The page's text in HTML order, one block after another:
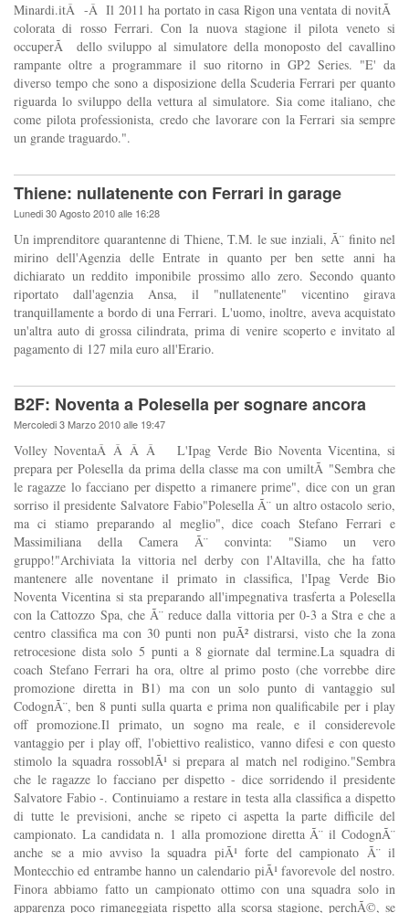
Minardi.itÂ -Â Il 2011 ha portato in casa Rigon una ventata di novitÃ
colorata di rosso Ferrari. Con la nuova stagione il pilota veneto si
occuperÃ dello sviluppo al simulatore della monoposto del cavallino
rampante oltre a programmare il suo ritorno in GP2 Series. "E' da
diverso tempo che sono a disposizione della Scuderia Ferrari per quanto
riguarda lo sviluppo della vettura al simulatore. Sia come italiano, che
come pilota professionista, credo che lavorare con la Ferrari sia sempre
un grande traguardo.".
Thiene: nullatenente con Ferrari in garage
Lunedi 30 Agosto 2010 alle 16:28
Un imprenditore quarantenne di Thiene, T.M. le sue inziali, Ã¨ finito nel
mirino dell'Agenzia delle Entrate in quanto per ben sette anni ha
dichiarato un reddito imponibile prossimo allo zero. Secondo quanto
riportato dall'agenzia Ansa, il "nullatenente" vicentino girava
tranquillamente a bordo di una Ferrari. L'uomo, inoltre, aveva acquistato
un'altra auto di grossa cilindrata, prima di venire scoperto e invitato al
pagamento di 127 mila euro all'Erario.
B2F: Noventa a Polesella per sognare ancora
Mercoledi 3 Marzo 2010 alle 19:47
Volley NoventaÂ Â Â Â L'Ipag Verde Bio Noventa Vicentina, si
prepara per Polesella da prima della classe ma con umiltÃ "Sembra che
le ragazze lo facciano per dispetto a rimanere prime", dice con un gran
sorriso il presidente Salvatore Fabio"Polesella Ã¨ un altro ostacolo serio,
ma ci stiamo preparando al meglio", dice coach Stefano Ferrari e
Massimiliana della Camera Ã¨ convinta: "Siamo un vero
gruppo!"Archiviata la vittoria nel derby con l'Altavilla, che ha fatto
mantenere alle noventane il primato in classifica, l'Ipag Verde Bio
Noventa Vicentina si sta preparando all'impegnativa trasferta a Polesella
con la Cattozzo Spa, che Ã¨ reduce dalla vittoria per 0-3 a Stra e che a
centro classifica ma con 30 punti non puÃ² distrarsi, visto che la zona
retrocesione dista solo 5 punti a 8 giornate dal termine.La squadra di
coach Stefano Ferrari ha ora, oltre al primo posto (che vorrebbe dire
promozione diretta in B1) ma con un solo punto di vantaggio sul
CodognÃ¨, ben 8 punti sulla quarta e prima non qualificabile per i play
off promozione.Il primato, un sogno ma reale, e il considerevole
vantaggio per i play off, l'obiettivo realistico, vanno difesi e con questo
stimolo la squadra rossoblÃ¹ si prepara al match nel rodigino."Sembra
che le ragazze lo facciano per dispetto - dice sorridendo il presidente
Salvatore Fabio -. Continuiamo a restare in testa alla classifica a dispetto
di tutte le previsioni, anche se ripeto ci aspetta la parte difficile del
campionato. La candidata n. 1 alla promozione diretta Ã¨ il CodognÃ¨
anche se a mio avviso la squadra piÃ¹ forte del campionato Ã¨ il
Montecchio ed entrambe hanno un calendario piÃ¹ favorevole del nostro.
Finora abbiamo fatto un campionato ottimo con una squadra solo in
apparenza poco rimaneggiata rispetto alla scorsa stagione, perchÃ©, se